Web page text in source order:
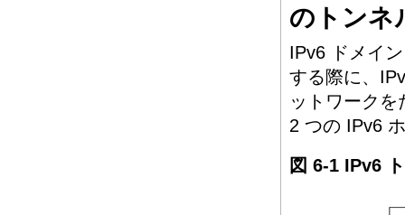
のトンネ
IPv6 ドメイ
する際に、
ットワークを
2 つの IPv6
図 6-1 IPv6